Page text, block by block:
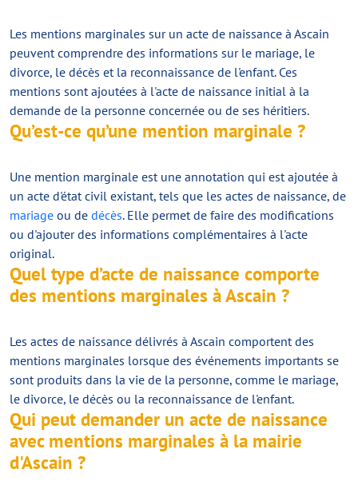
Les mentions marginales sur un acte de naissance à Ascain
peuvent comprendre des informations sur le mariage, le
divorce, le décès et la reconnaissance de l'enfant. Ces
mentions sont ajoutées à l'acte de naissance initial à la
demande de la personne concernée ou de ses héritiers.
Qu’est-ce qu’une mention marginale ?
Une mention marginale est une annotation qui est ajoutée à
un acte d'état civil existant, tels que les actes de naissance, de
mariage ou de décès. Elle permet de faire des modifications
ou d'ajouter des informations complémentaires à l'acte
original.
Quel type d’acte de naissance comporte
des mentions marginales à Ascain ?
Les actes de naissance délivrés à Ascain comportent des
mentions marginales lorsque des événements importants se
sont produits dans la vie de la personne, comme le mariage,
le divorce, le décès ou la reconnaissance de l'enfant.
Qui peut demander un acte de naissance
avec mentions marginales à la mairie
d'Ascain ?